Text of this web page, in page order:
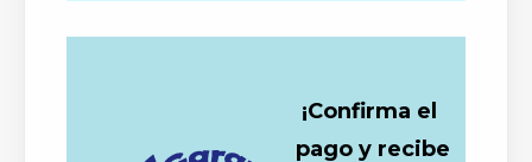
¡Confirma el
pago y recibe